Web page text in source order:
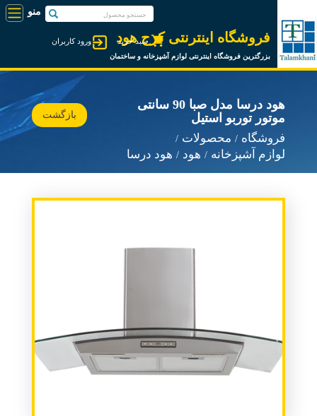
فروشگاه اینترنتی کرج هود
بزرگترین فروشگاه اینترنتی لوازم آشپزخانه و ساختمان
ورود کاربران سبد خرید
هود درسا مدل صبا 90 سانتی
موتور توربو استیل
فروشگاه
محصولات
لوازم آشپزخانه
هود هود درسا
بازگشت